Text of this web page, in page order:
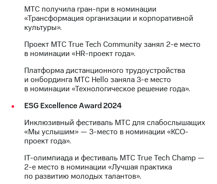
МТС получила гран-при в номинации
«Трансформация организации и корпоративной
культуры».
Проект МТС True Tech Community занял 2-е место
в номинации «HR-проект года».
Платформа дистанционного трудоустройства
и онбординга МТС Hello заняла 3-е место
в номинации «Технологическое решение года».
ESG Excellence Award 2024
Инклюзивный фестиваль МТС для слабослышащих
«Мы услышим» — 3-место в номинации «КСО-
проект года».
IT-олимпиада и фестиваль МТС True Tech Champ —
2-е место в номинации «Лучшая практика
по развитию молодых талантов».